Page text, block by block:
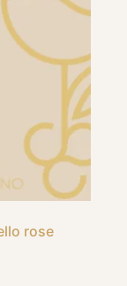
rose